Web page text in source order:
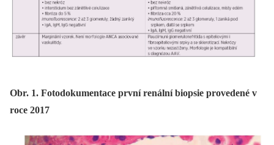
Obr. 1. Fotodokumentace první renální biopsie provedené v
roce 2017